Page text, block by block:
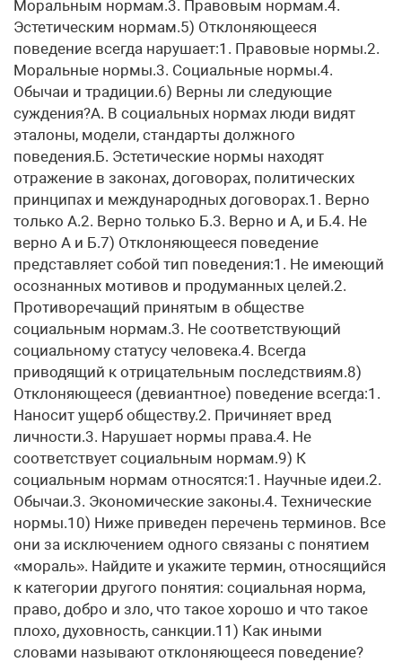
Моральным нормам.3. Правовым нормам.4.
Эстетическим нормам.5) Отклоняющееся
поведение всегда нарушает:1. Правовые нормы.2.
Моральные нормы.3. Социальные нормы.4.
Обычаи и традиции.6) Верны ли следующие
суждения?А. В социальных нормах люди видят
эталоны, модели, стандарты должного
поведения.Б. Эстетические нормы находят
отражение в законах, договорах, политических
принципах и международных договорах.1. Верно
только А.2. Верно только Б.3. Верно и А, и Б.4. Не
верно А и Б.7) Отклоняющееся поведение
представляет собой тип поведения:1. Не имеющий
осознанных мотивов и продуманных целей.2.
Противоречащий принятым в обществе
социальным нормам.3. Не соответствующий
социальному статусу человека.4. Всегда
приводящий к отрицательным последствиям.8)
Отклоняющееся (девиантное) поведение всегда:1.
Наносит ущерб обществу.2. Причиняет вред
личности.3. Нарушает нормы права.4. Не
соответствует социальным нормам.9) К
социальным нормам относятся:1. Научные идеи.2.
Обычаи.3. Экономические законы.4. Технические
нормы.10) Ниже приведен перечень терминов. Все
они за исключением одного связаны с понятием
«мораль». Найдите и укажите термин, относящийся
к категории другого понятия: социальная норма,
право, добро и зло, что такое хорошо и что такое
плохо, духовность, санкции.11) Как иными
словами называют отклоняющееся поведение?